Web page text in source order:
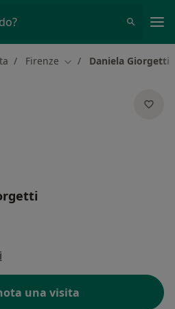
Firenze Cambia città
Daniela Giorgetti
una visita